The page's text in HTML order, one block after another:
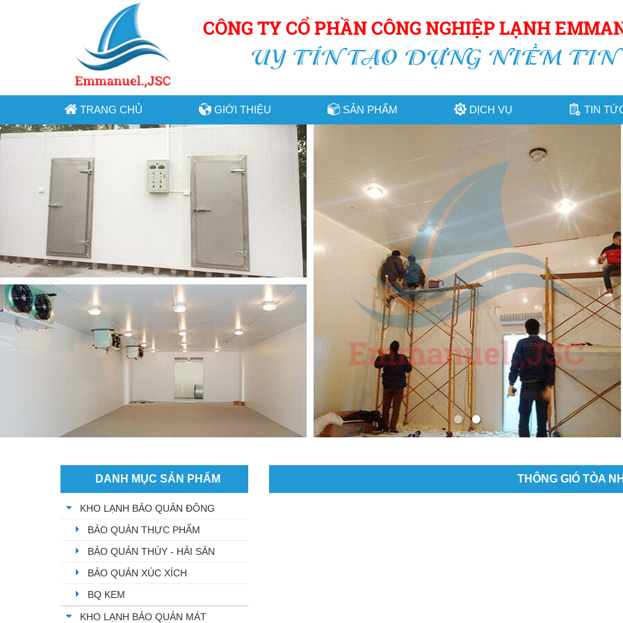
CÔNG TY CỔ PHẦN CÔNG NGHIỆP LẠNH
UY TÍN TẠO DỰNG NIỀM TIN
TRANG CHỦ GIỚI THIỆU SẢN PHẨM DỊCH VỤ TIN
DANH MỤC SẢN PHẨM
KHO LẠNH BẢO QUẢN ĐÔNG
BẢO QUẢN THỰC PHẨM
BẢO QUẢN THỦY - HẢI SẢN
BẢO QUẢN XÚC XÍCH
BQ KEM
KHO LẠNH BẢO QUẢN MÁT
THÔNG GIÓ TÒA